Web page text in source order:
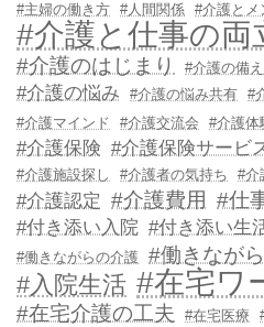
#主婦の働き方 #人間関係 #介護とメ
#介護と仕事の両
#介護のはじまり #介護の備え
#介護の悩み
#介護の悩み共有 #
#介護マインド
#介護交流会 #介護体
#介護保険 #介護保険サービ
#介護施設探し #介護者の気持ち #介
#介護認定 #介護費用 #仕
#付き添い入院 #付き添い生
#働きながらの介護 #働きなが
#入院生活 #在宅ワ
#在宅介護の工夫 #在宅医療